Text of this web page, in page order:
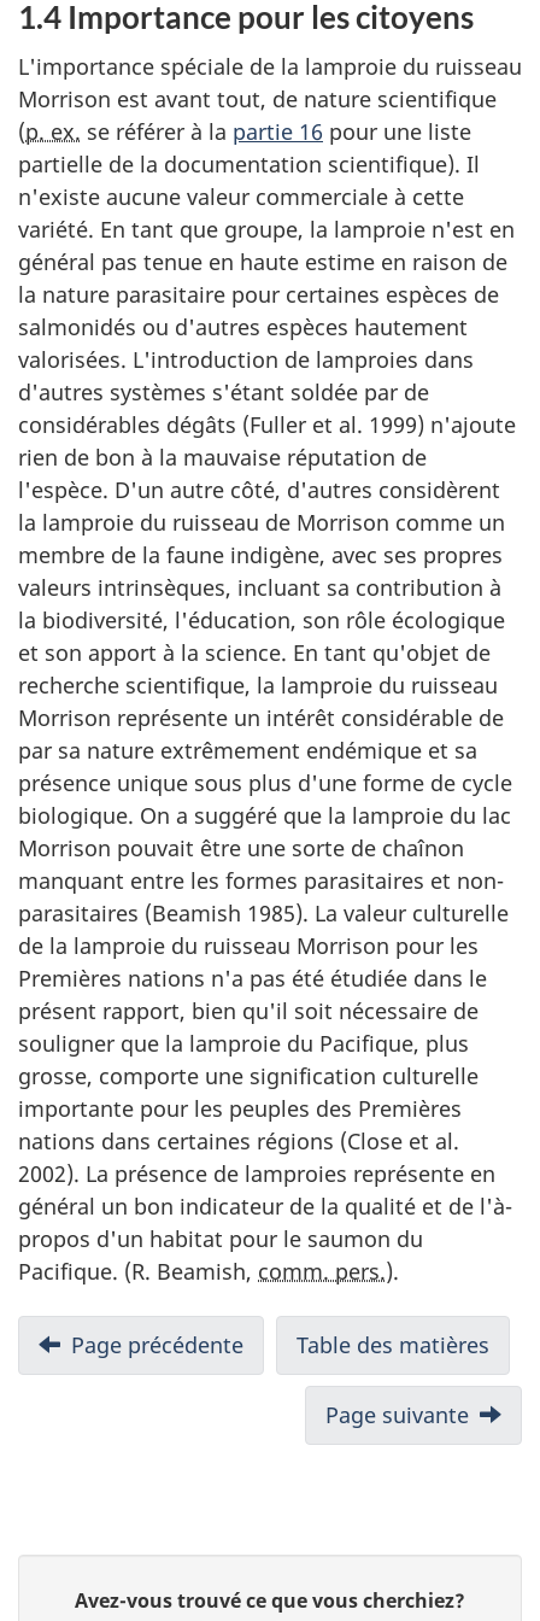
1.4 Importance pour les citoyens
L'importance spéciale de la lamproie du ruisseau
Morrison est avant tout, de nature scientifique
(p. ex. se référer à la partie 16 pour une liste
partielle de la documentation scientifique). Il
n'existe aucune valeur commerciale à cette
variété. En tant que groupe, la lamproie n'est en
général pas tenue en haute estime en raison de
la nature parasitaire pour certaines espèces de
salmonidés ou d'autres espèces hautement
valorisées. L'introduction de lamproies dans
d'autres systèmes s'étant soldée par de
considérables dégâts (Fuller et al. 1999) n'ajoute
rien de bon à la mauvaise réputation de
l'espèce. D'un autre côté, d'autres considèrent
la lamproie du ruisseau de Morrison comme un
membre de la faune indigène, avec ses propres
valeurs intrinsèques, incluant sa contribution à
la biodiversité, l'éducation, son rôle écologique
et son apport à la science. En tant qu'objet de
recherche scientifique, la lamproie du ruisseau
Morrison représente un intérêt considérable de
par sa nature extrêmement endémique et sa
présence unique sous plus d'une forme de cycle
biologique. On a suggéré que la lamproie du lac
Morrison pouvait être une sorte de chaînon
manquant entre les formes parasitaires et non-
parasitaires (Beamish 1985). La valeur culturelle
de la lamproie du ruisseau Morrison pour les
Premières nations n'a pas été étudiée dans le
présent rapport, bien qu'il soit nécessaire de
souligner que la lamproie du Pacifique, plus
grosse, comporte une signification culturelle
importante pour les peuples des Premières
nations dans certaines régions (Close et al.
2002). La présence de lamproies représente en
général un bon indicateur de la qualité et de l'à-
propos d'un habitat pour le saumon du
Pacifique. (R. Beamish, comm. pers.).
Page précédente Table des matières
Page suivante
Avez-vous trouvé ce que vous cherchiez?